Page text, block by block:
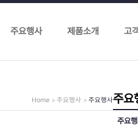
주요행사 제품소개 고
Home 주요행사 주요행사주요
주요